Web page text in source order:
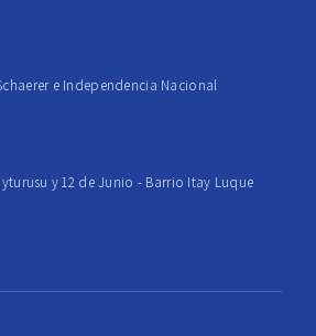
e Independencia Nacional
y 12 de Junio - Barrio Itay Luque